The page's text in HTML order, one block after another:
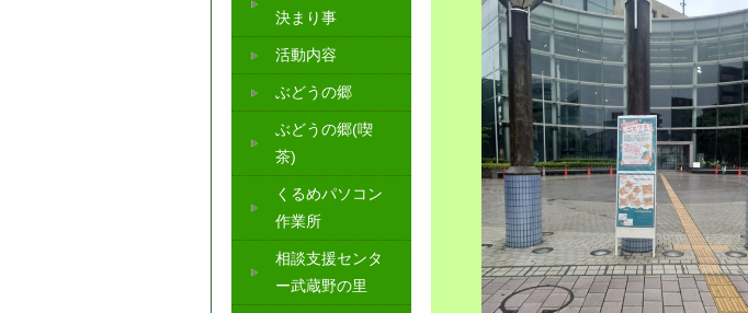
決まり事
活動内容
ぶどうの郷
ぶどうの郷(喫
茶)
くるめパソコン
作業所
相談支援センタ
ー武蔵野の里